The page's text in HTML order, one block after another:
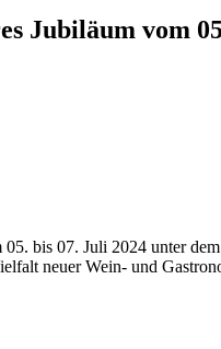
Jubiläum vom
bis 07. Juli 2024 unter
neuer Wein- und